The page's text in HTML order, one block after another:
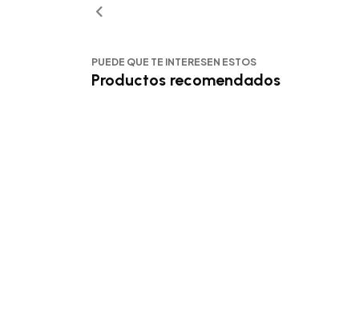
PUEDE QUE TE INTERESEN ESTOS
Productos recomendados